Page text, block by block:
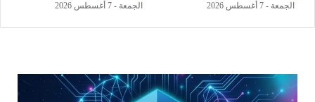
الجمعة - 7 أغسطس 2026 الجمعة - 7 أغسطس 2026